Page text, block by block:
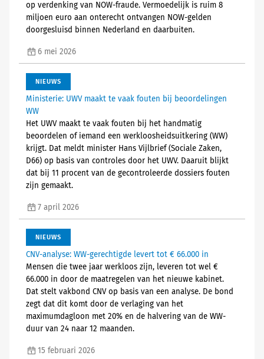
op verdenking van NOW-fraude. Vermoedelijk is ruim 8
miljoen euro aan onterecht ontvangen NOW-gelden
doorgesluisd binnen Nederland en daarbuiten.
6 mei 2026
NIEUWS
Ministerie: UWV maakt te vaak fouten bij beoordelingen
WW
Het UWV maakt te vaak fouten bij het handmatig
beoordelen of iemand een werkloosheidsuitkering (WW)
krijgt. Dat meldt minister Hans Vijlbrief (Sociale Zaken,
D66) op basis van controles door het UWV. Daaruit blijkt
dat bij 11 procent van de gecontroleerde dossiers fouten
zijn gemaakt.
7 april 2026
NIEUWS
CNV-analyse: WW-gerechtigde levert tot € 66.000 in
Mensen die twee jaar werkloos zijn, leveren tot wel €
66.000 in door de maatregelen van het nieuwe kabinet.
Dat stelt vakbond CNV op basis van een analyse. De bond
zegt dat dit komt door de verlaging van het
maximumdagloon met 20% en de halvering van de WW-
duur van 24 naar 12 maanden.
15 februari 2026